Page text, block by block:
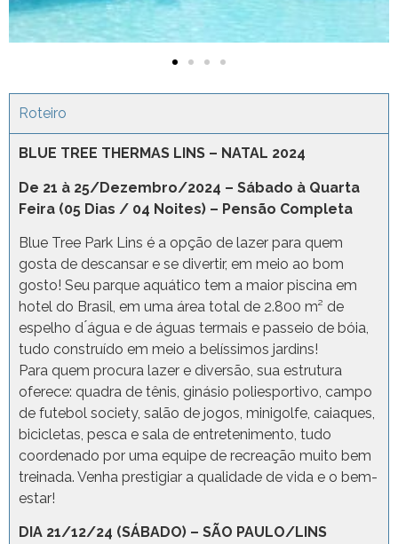
Roteiro
BLUE TREE THERMAS LINS – NATAL 2024
De 21 à 25/Dezembro/2024 – Sábado à Quarta
Feira (05 Dias / 04 Noites) – Pensão Completa
Blue Tree Park Lins é a opção de lazer para quem
gosta de descansar e se divertir, em meio ao bom
gosto! Seu parque aquático tem a maior piscina em
hotel do Brasil, em uma área total de 2.800 m² de
espelho d ́água e de águas termais e passeio de bóia,
tudo construído em meio a belíssimos jardins!
Para quem procura lazer e diversão, sua estrutura
oferece: quadra de tênis, ginásio poliesportivo, campo
de futebol society, salão de jogos, minigolfe, caiaques,
bicicletas, pesca e sala de entretenimento, tudo
coordenado por uma equipe de recreação muito bem
treinada. Venha prestigiar a qualidade de vida e o bem-
estar!
DIA 21/12/24 (SÁBADO) – SÃO PAULO/LINS